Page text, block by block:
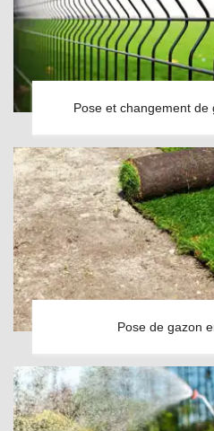
Pose et changement
Pose de gazon